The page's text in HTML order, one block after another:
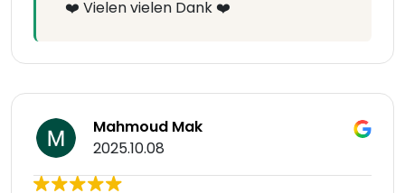
❤️ Vielen vielen Dank ❤️
Mahmoud Mak
2025.10.08